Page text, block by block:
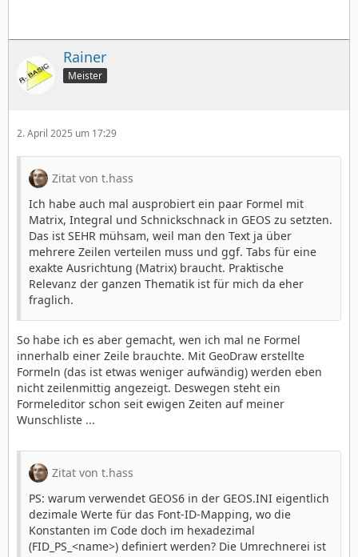
Rainer
Meister
2. April 2025 um 17:29
Zitat von t.hass
Ich habe auch mal ausprobiert ein paar Formel mit
Matrix, Integral und Schnickschnack in GEOS zu setzten.
Das ist SEHR mühsam, weil man den Text ja über
mehrere Zeilen verteilen muss und ggf. Tabs für eine
exakte Ausrichtung (Matrix) braucht. Praktische
Relevanz der ganzen Thematik ist für mich da eher
fraglich.
So habe ich es aber gemacht, wen ich mal ne Formel
innerhalb einer Zeile brauchte. Mit GeoDraw erstellte
Formeln (das ist etwas weniger aufwändig) werden eben
nicht zeilenmittig angezeigt. Deswegen steht ein
Formeleditor schon seit ewigen Zeiten auf meiner
Wunschliste ...
Zitat von t.hass
PS: warum verwendet GEOS6 in der GEOS.INI eigentlich
dezimale Werte für das Font-ID-Mapping, wo die
Konstanten im Code doch im hexadezimal
(FID_PS_<name>) definiert werden? Die Umrechnerei ist